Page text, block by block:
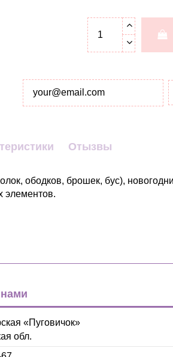
Отызвы
ободков, брошек, бус),
элементов.
оранжевый
розовый
салатовый
серый
синий
«Пуговичок»
обл.